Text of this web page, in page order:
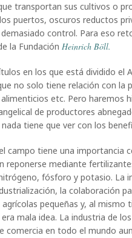
transportan sus cultivos o
puertos, oscuros reductos
control. Para eso
la Fundación Heinrich Böll.
en los que está dividido
no solo tiene relación con la
etc. Pero haremos
de productores
tiene que ver con los
campo tiene una importancia
reponerse mediante
fósforo y potasio. La
la colaboración
pequeñas y, al
mala idea. La industria de
comercia en todo el mundo